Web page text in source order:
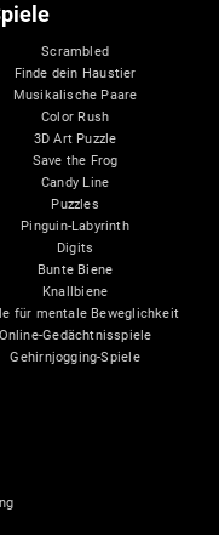
Scrambled
Finde dein Haustier
Musikalische Paare
Color Rush
3D Art Puzzle
Save the Frog
Candy Line
Puzzles
Pinguin-Labyrinth
Digits
Bunte Biene
Knallbiene
für mentale Beweglichkeit
Online-Gedächtnisspiele
Gehirnjogging-Spiele